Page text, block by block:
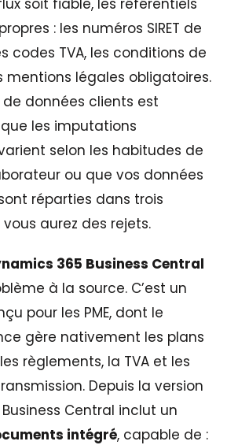
soit fiable, les référentiels
: les numéros SIRET de
codes TVA, les conditions de
mentions légales obligatoires.
de données clients est
les imputations
selon les habitudes de
ou que vos données
réparties dans trois
vous aurez des rejets.
365 Business Central
à la source. C’est un
pour les PME, dont le
gère nativement les plans
règlements, la TVA et les
Depuis la version
Business Central inclut un
intégré, capable de :